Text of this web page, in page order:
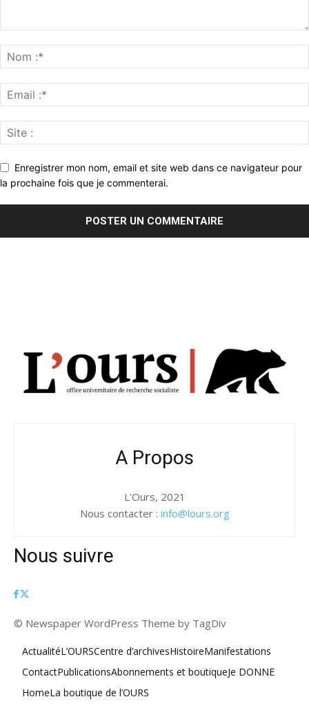
Enregistrer mon nom, email et site web dans ce navigateur pour
la prochaine fois que je commenterai.
A Propos
L'Ours, 2021
Nous contacter : info@lours.org
Nous suivre
© Newspaper WordPress Theme by TagDiv
ActualitéL’OURSCentre d’archivesHistoireManifestations
ContactPublicationsAbonnements et boutiqueJe DONNE
HomeLa boutique de l’OURS